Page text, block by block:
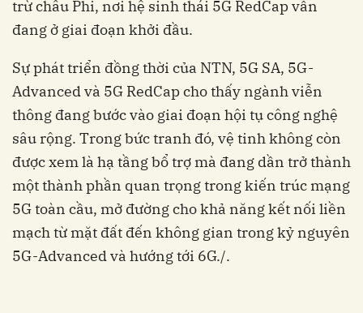
trừ châu Phi, nơi hệ sinh thái 5G RedCap vẫn
đang ở giai đoạn khởi đầu.
Sự phát triển đồng thời của NTN, 5G SA, 5G-
Advanced và 5G RedCap cho thấy ngành viễn
thông đang bước vào giai đoạn hội tụ công nghệ
sâu rộng. Trong bức tranh đó, vệ tinh không còn
được xem là hạ tầng bổ trợ mà đang dần trở thành
một thành phần quan trọng trong kiến trúc mạng
5G toàn cầu, mở đường cho khả năng kết nối liền
mạch từ mặt đất đến không gian trong kỷ nguyên
5G-Advanced và hướng tới 6G./.